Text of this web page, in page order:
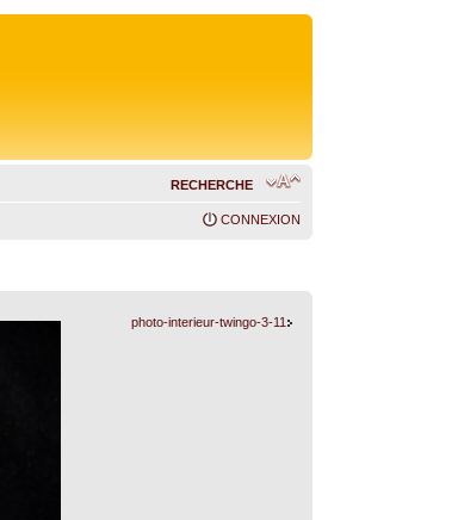
RECHERCHE
CONNEXION
photo-interieur-twingo-3-11